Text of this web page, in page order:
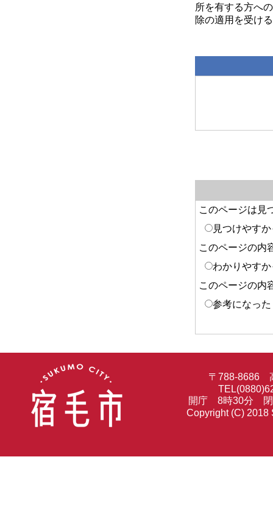
所を有する方へ
除の適用を受け
このページは見
見つけやす
このページの内
わかりやす
このページの内
参考になった
〒788-8686
開庁 8時30分 閉
Copyright (C) 2018